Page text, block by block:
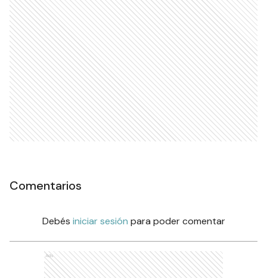
Comentarios
Debés iniciar sesión para poder comentar
Ads